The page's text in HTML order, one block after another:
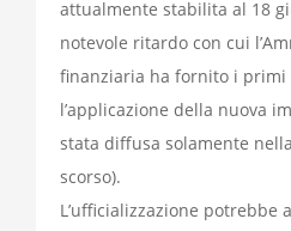
attualmente stabilita al 18
notevole ritardo con cui
finanziaria ha fornito i
l’applicazione della nuova
stata diffusa solamente
scorso).
L’ufficializzazione potrebbe